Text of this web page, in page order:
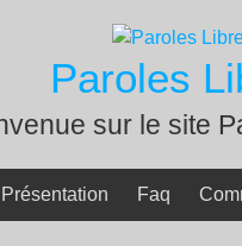
Paroles
sur le site
Présentation Faq